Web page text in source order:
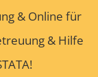
& Online für
& Hilfe